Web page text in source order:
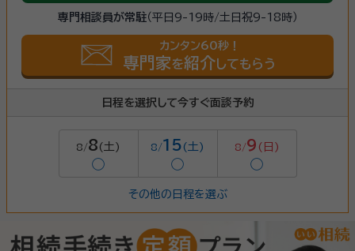
専門相談員が常駐（平日9-19時/土日祝9-18時）
カンタン60秒！
専門家を紹介 してもらう
日程を選択して今すぐ面談予約
8/8 (土)
◯
8/15(土)
◯
8/9 (日)
◯
その他の日程を選ぶ